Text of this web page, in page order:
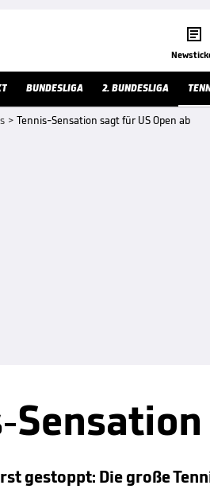

BUNDESLIGA 2. BUNDESLIGA
> Tennis-Sensation sagt für US Open ab
gestoppt: Die große